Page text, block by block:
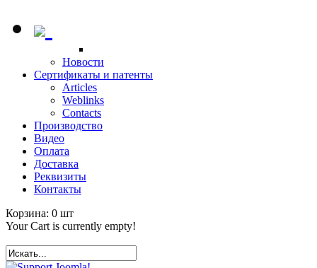
Новости
Сертификаты и патенты
Articles
Weblinks
Contacts
Производство
Видео
Оплата
Доставка
Реквизиты
Контакты
Корзина: 0 шт
Your Cart is currently empty!